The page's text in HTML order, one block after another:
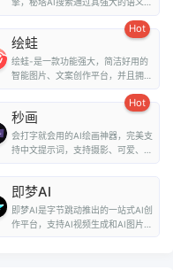
Hot
绘蛙
绘蛙-是一款功能强大，简洁好用的
智能图片、文案创作平台，并且拥有
Hot
秒画
会打字就会用的AI绘画神器，完美支
持中文提示词，支持摄影、可爱、精
即梦AI
即梦AI是字节跳动推出的一站式AI创
作平台，支持AI视频生成和AI图片生